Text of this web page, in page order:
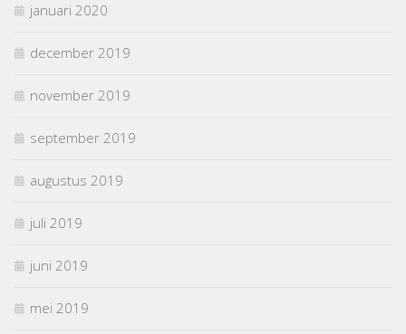
januari 2020
december 2019
november 2019
september 2019
augustus 2019
juli 2019
juni 2019
mei 2019